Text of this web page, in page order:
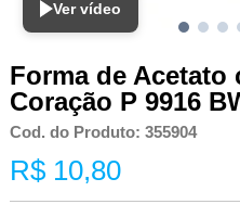
Ver vídeo
Forma de
Coração P 9916
Cod. do Produto: 355904
R$ 10,80